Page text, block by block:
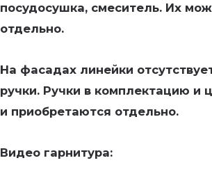
посудосушка, смеситель. Их
отдельно.
На фасадах линейки
ручки. Ручки в комплектацию и
и приобретаются отдельно.
Видео гарнитура: